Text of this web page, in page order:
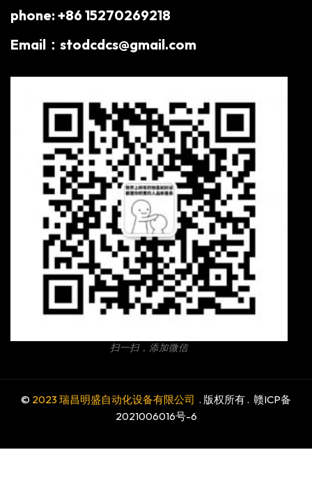
phone: +86 15270269218
Email：stodcdcs@gmail.com
扫一扫，添加微信
© 2023 瑞昌明盛自动化设备有限公司 . 版权所有 . 赣ICP备
2021006016号-6